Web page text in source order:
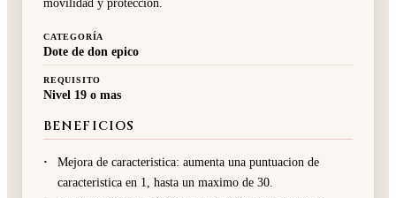
CATEGORÍA
Dote de don epico
REQUISITO
Nivel 19 o mas
BENEFICIOS
Mejora de caracteristica: aumenta una puntuacion de
caracteristica en 1, hasta un maximo de 30.